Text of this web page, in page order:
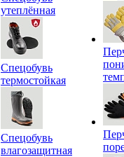
утеплённая
Спецобувь
термостойкая
Спецобувь
влагозащитная